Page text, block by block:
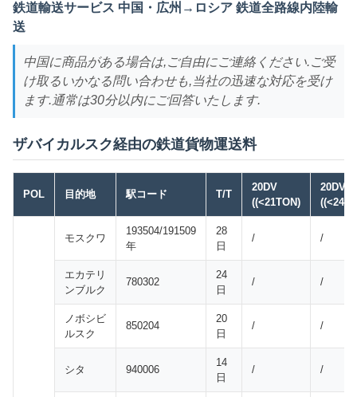
鉄道輸送サービス 中国・広州→ロシア 鉄道全路線内陸輸
送
中国に商品がある場合は,ご自由にご連絡ください.ご受
け取るいかなる問い合わせも,当社の迅速な対応を受け
ます.通常は30分以内にご回答いたします.
ザバイカルスク経由の鉄道貨物運送料
POL 目的地 駅コード T/T
20DV
((<21TON)
20DV
モスクワ
193504/191509
年
28
日
/ /
エカテリ
ンブルク
780302
24
日
/ /
ノボシビ
ルスク
850204
20
日
/ /
シタ 940006
14
日
/ /